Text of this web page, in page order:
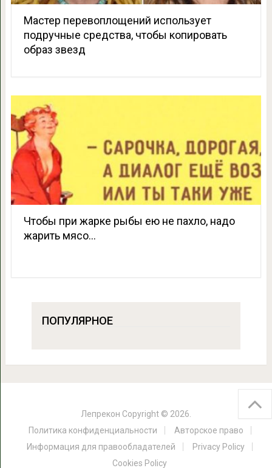
Мастер перевоплощений использует
подручные средства, чтобы копировать
образ звезд
Чтобы при жарке рыбы ею не пахло, надо
жарить мясо…
ПОПУЛЯРНОЕ
Лепрекон Copyright © 2026.
Политика конфиденциальности
Авторское право
Информация для правообладателей
Privacy Policy
Cookies Policy